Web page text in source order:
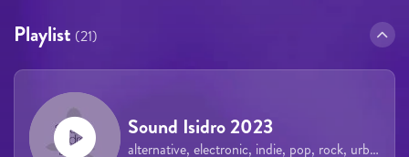
Playlist (21)
Sound Isidro 2023
alternative, electronic, indie, pop, rock, urban